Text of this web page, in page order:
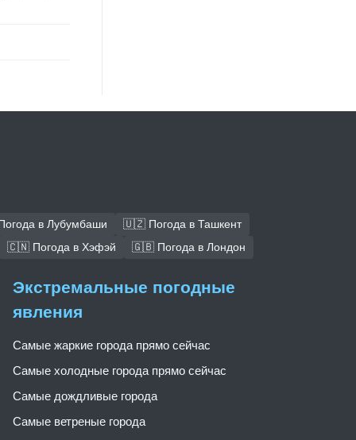
в Лубумбаши
🇺🇿 Погода в Ташкент
🇨🇳 Погода в Хэфэй 🇬🇧 Погода в Лондон
Экстремальные погодные
явления
Самые жаркие города прямо сейчас
Самые холодные города прямо сейчас
Самые дождливые города
Самые ветреные города